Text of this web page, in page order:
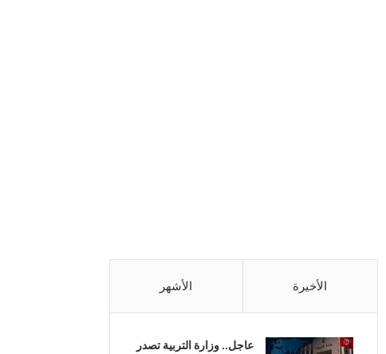
الأخيرة الأشهر
عاجل.. وزارة التربية تصدر